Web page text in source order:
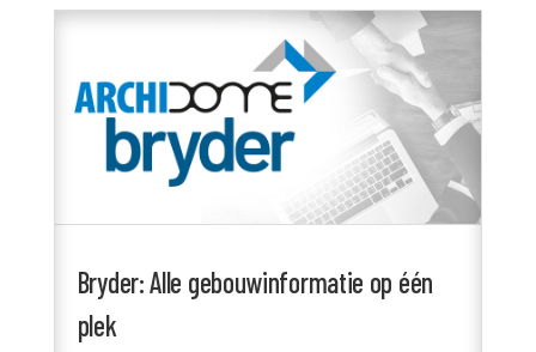
Bryder: Alle gebouwinformatie op één
plek